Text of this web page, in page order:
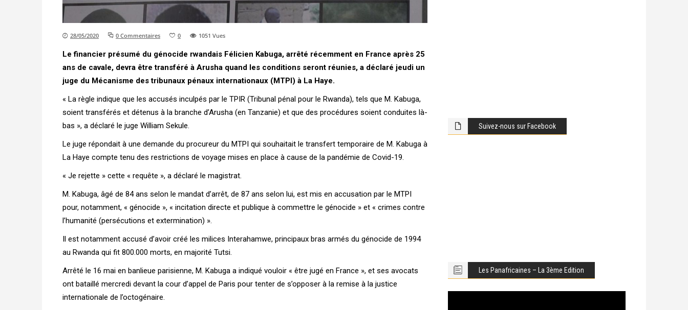
28/05/2020 0 Commentaires 0 1051 Vues
Le financier présumé du génocide rwandais Félicien Kabuga, arrêté récemment en France après 25
ans de cavale, devra être transféré à Arusha quand les conditions seront réunies, a déclaré jeudi un
juge du Mécanisme des tribunaux pénaux internationaux (MTPI) à La Haye.
« La règle indique que les accusés inculpés par le TPIR (Tribunal pénal pour le Rwanda), tels que M. Kabuga,
soient transférés et détenus à la branche d’Arusha (en Tanzanie) et que des procédures soient conduites là-
bas », a déclaré le juge William Sekule.
Le juge répondait à une demande du procureur du MTPI qui souhaitait le transfert temporaire de M. Kabuga à
La Haye compte tenu des restrictions de voyage mises en place à cause de la pandémie de Covid-19.
« Je rejette » cette « requête », a déclaré le magistrat.
M. Kabuga, âgé de 84 ans selon le mandat d’arrêt, de 87 ans selon lui, est mis en accusation par le MTPI
pour, notamment, « génocide », « incitation directe et publique à commettre le génocide » et « crimes contre
l’humanité (persécutions et extermination) ».
Il est notamment accusé d’avoir créé les milices Interahamwe, principaux bras armés du génocide de 1994
au Rwanda qui fit 800.000 morts, en majorité Tutsi.
Arrêté le 16 mai en banlieue parisienne, M. Kabuga a indiqué vouloir « être jugé en France », et ses avocats
ont bataillé mercredi devant la cour d’appel de Paris pour tenter de s’opposer à la remise à la justice
internationale de l’octogénaire.
Suivez-nous sur Facebook
Les Panafricaines – La 3ème Edition